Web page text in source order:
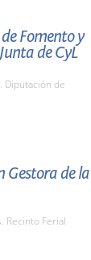
Fomento y
de CyL
Diputación de
Gestora de la
Recinto Ferial